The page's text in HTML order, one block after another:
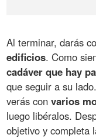
Al terminar, darás
edificios. Como
cadáver que hay
que seguir a su
verás convarios
luego libéralos.
objetivo y completa